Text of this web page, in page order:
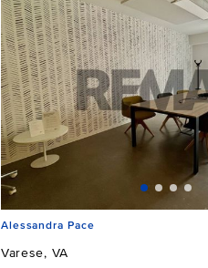
Alessandra Pace
Varese, VA